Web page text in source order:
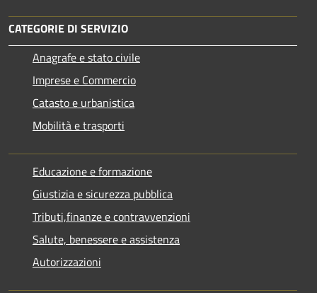
CATEGORIE DI SERVIZIO
Anagrafe e stato civile
Imprese e Commercio
Catasto e urbanistica
Mobilità e trasporti
Educazione e formazione
Giustizia e sicurezza pubblica
Tributi,finanze e contravvenzioni
Salute, benessere e assistenza
Autorizzazioni